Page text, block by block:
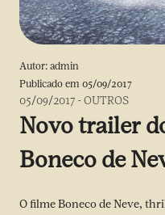
Autor: admin
Publicado em 05/09/2017
05/09/2017 -OUTROS
Novo trailer
Boneco de
O filme Boneco de Neve,